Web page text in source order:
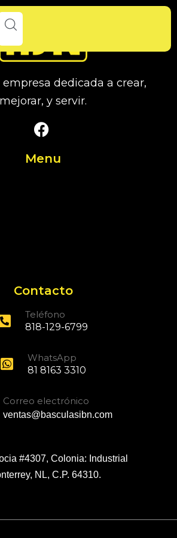
dedicada a crear,
mejorar, y servir.
Menu
Contacto
Teléfono
818-129-6799
WhatsApp
81 8163 3310
Correo electrónico
ventas@basculasibn.com
#4307, Colonia: Industrial
NL, C.P. 64310.